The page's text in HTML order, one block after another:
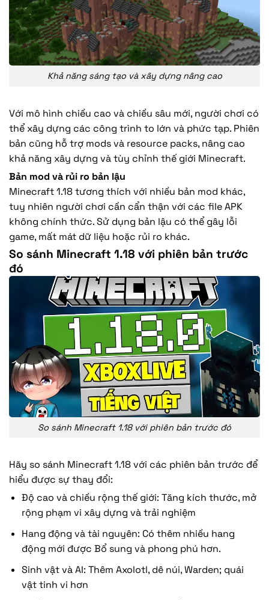
Khả năng sáng tạo và xây dựng nâng cao
Với mô hình chiều cao và chiều sâu mới, người chơi có
thể xây dựng các công trình to lớn và phức tạp. Phiên
bản cũng hỗ trợ mods và resource packs, nâng cao
khả năng xây dựng và tùy chỉnh thế giới Minecraft.
Bản mod và rủi ro bản lậu
Minecraft 1.18 tương thích với nhiều bản mod khác,
tuy nhiên người chơi cần cẩn thận với các file APK
không chính thức. Sử dụng bản lậu có thể gây lỗi
game, mất mát dữ liệu hoặc rủi ro khác.
So sánh Minecraft 1.18 với phiên bản trước
đó
So sánh Minecraft 1.18 với phiên bản trước đó
Hãy so sánh Minecraft 1.18 với các phiên bản trước để
hiểu được sự thay đổi:
Độ cao và chiều rộng thế giới: Tăng kích thước, mở
rộng phạm vi xây dựng và trải nghiệm
Hang động và tài nguyên: Có thêm nhiều hang
động mới được Bổ sung và phong phú hơn.
Sinh vật và AI: Thêm Axolotl, dê núi, Warden; quái
vật tinh vi hơn